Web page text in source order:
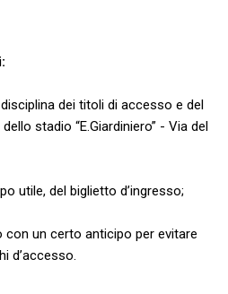
dei titoli di accesso e del
stadio “E.Giardiniero” - Via del
del biglietto d’ingresso;
un certo anticipo per evitare
d’accesso.